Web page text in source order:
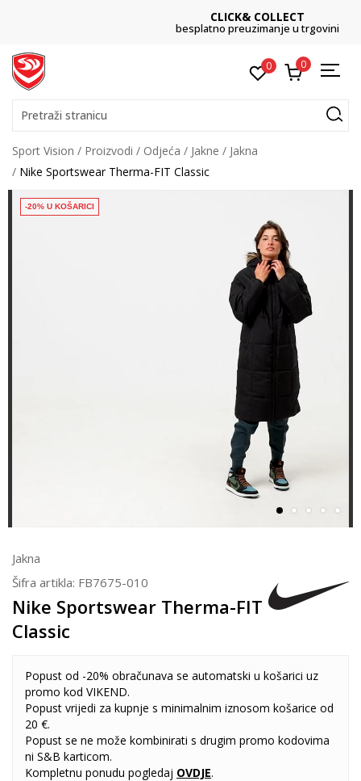
CLICK& COLLECT
besplatno preuzimanje u trgovini
0 0
Pretraži stranicu
Sport Vision Proizvodi Odjeća Jakne
Jakna
Nike Sportswear Therma-FIT Classic
-20% U KOŠARICI
Jakna
Šifra artikla: FB7675-010
Nike Sportswear Therma-FIT
Classic
Popust od -20% obračunava se automatski u košarici uz
promo kod VIKEND.
Popust vrijedi za kupnje s minimalnim iznosom košarice od
20 €.
Popust se ne može kombinirati s drugim promo kodovima
ni S&B karticom.
Kompletnu ponudu pogledaj OVDJE.